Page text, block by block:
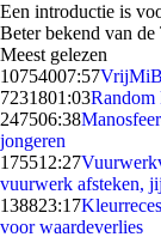
Een introductie is
Beter bekend van de
Meest gelezen
10754007:57
7231801:03Random
247506:38
jongeren
175512:27
vuurwerk afsteken,
138823:17
voor waardeverlies